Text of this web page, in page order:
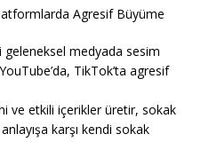
Agresif Büyüme
geleneksel medyada sesim
TikTok’ta agresif
ve etkili içerikler üretir, sokak
karşı kendi sokak